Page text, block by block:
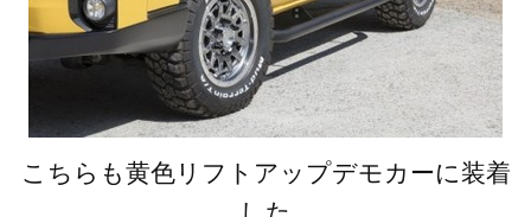
こちらも黄色リフトアップデモカーに装着